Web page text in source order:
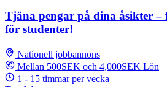
Tjäna pengar på dina åsikter –
för studenter!
Nationell jobbannons
Mellan 500SEK och 4,000SEK Lön
1 - 15 timmar per vecka